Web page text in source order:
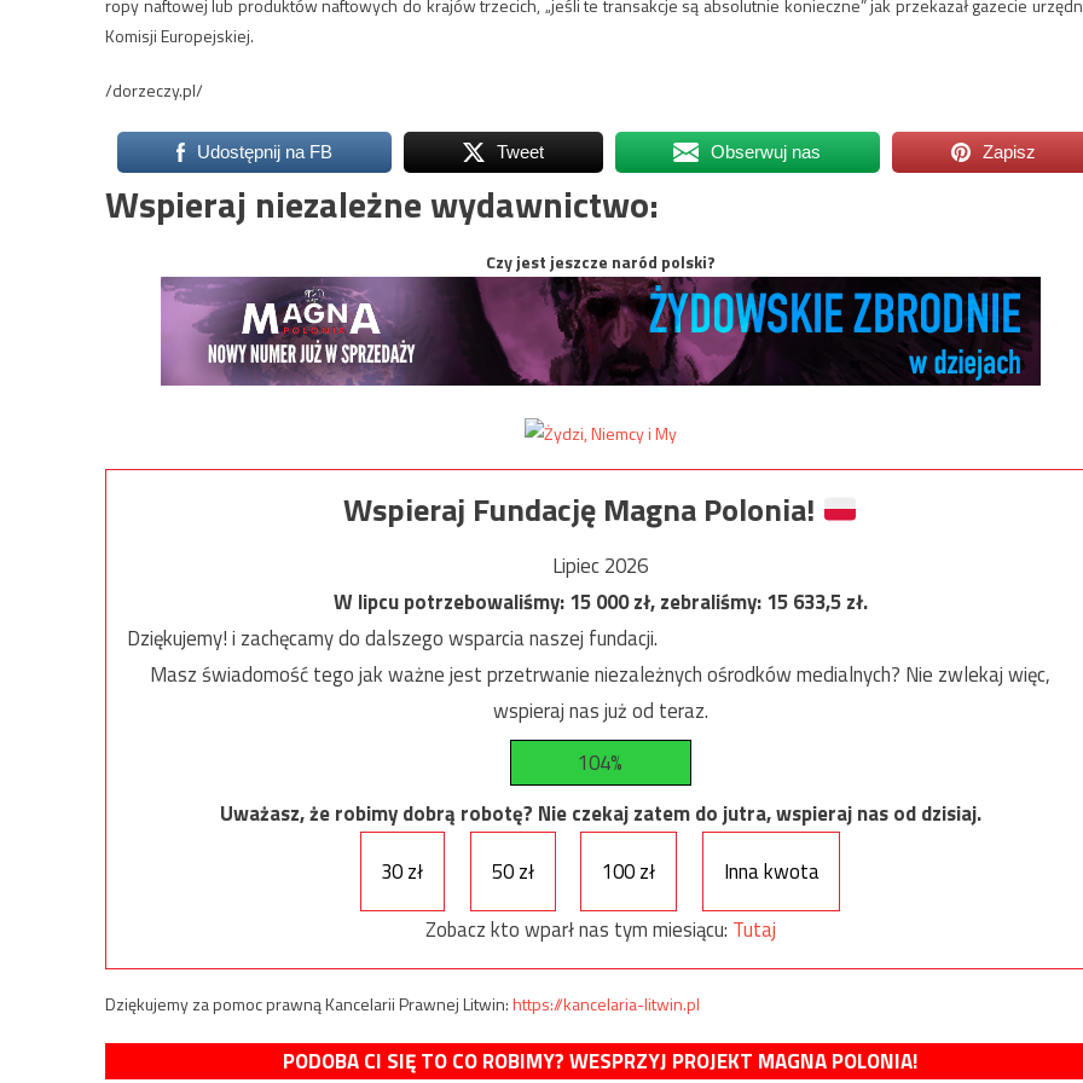
ropy naftowej lub produktów naftowych do krajów trzecich, „jeśli te transakcje są absolutnie konieczne” jak przekazał gazecie
Komisji Europejskiej.
/dorzeczy.pl/
Udostępnij na FB Tweet Obserwuj nas Zapisz
Wspieraj niezależne wydawnictwo:
Czy jest jeszcze naród polski?
Wspieraj Fundację Magna Polonia!
Lipiec 2026
W lipcu potrzebowaliśmy:15 000zł, zebraliśmy:15 633,5zł.
Dziękujemy! i zachęcamy do dalszego wsparcia naszej fundacji.
Masz świadomość tego jak ważne jest przetrwanie niezależnych ośrodków medialnych? Nie zwlekaj więc,
wspieraj nas już od teraz.
104%
Uważasz, że robimy dobrą robotę? Nie czekaj zatem do jutra, wspieraj nas od dzisiaj.
30 zł
50 zł 100 zł
Inna kwota
Zobacz kto wparł nas tym miesiącu: Tutaj
Dziękujemy za pomoc prawną Kancelarii Prawnej Litwin:https://kancelaria-litwin.pl
PODOBA CI SIĘ TO CO ROBIMY? WESPRZYJ PROJEKT MAGNA POLONIA!